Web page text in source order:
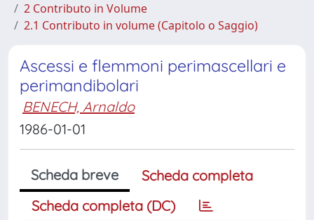
2 Contributo in Volume
2.1 Contributo in volume (Capitolo o Saggio)
Ascessi e flemmoni perimascellari e
perimandibolari
BENECH, Arnaldo
1986-01-01
Scheda breve
Scheda completa
Scheda completa (DC)